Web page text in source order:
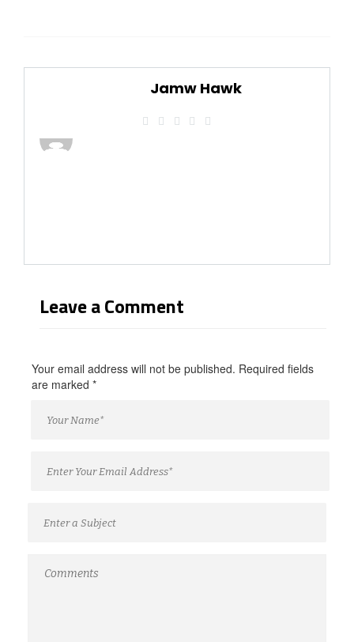
Jamw Hawk
Leave a Comment
Your email address will not be published. Required fields
are marked *